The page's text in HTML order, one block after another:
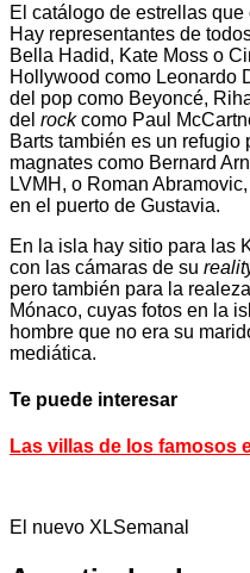
El catálogo de estrellas
Hay representantes de
Bella Hadid, Kate Moss o
Hollywood como Leonardo
del pop como Beyoncé,
del rockcomo Paul
Barts también es un
magnates como Bernard
LVMH, o Roman
en el puerto de Gustavia.
En la isla hay sitio para las
con las cámaras de su
pero también para la
Mónaco, cuyas fotos en la
hombre que no era su
mediática.
Te puede interesar
Las villas de los famosos
El nuevo XLSemanal